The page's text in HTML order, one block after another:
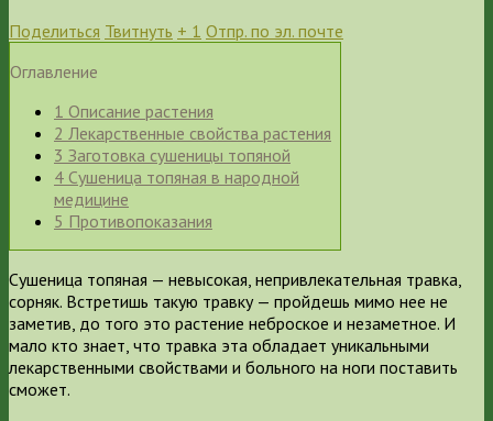
Поделиться Твитнуть + 1 Отпр. по эл. почте
Оглавление
1 Описание растения
2 Лекарственные свойства растения
3 Заготовка сушеницы топяной
4 Сушеница топяная в народной
медицине
5 Противопоказания
Сушеница топяная — невысокая, непривлекательная травка,
сорняк. Встретишь такую травку — пройдешь мимо нее не
заметив, до того это растение неброское и незаметное. И
мало кто знает, что травка эта обладает уникальными
лекарственными свойствами и больного на ноги поставить
сможет.